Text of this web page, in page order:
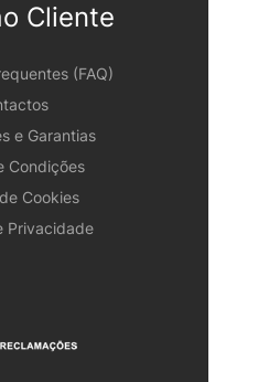
Cliente
(FAQ)
e Garantias
Condições
Cookies
Privacidade